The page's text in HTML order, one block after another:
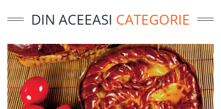
DIN ACEEASI CATEGORIE